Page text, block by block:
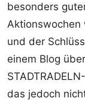
besonders
Aktionswochen
und der
einem Blog
das jedoch